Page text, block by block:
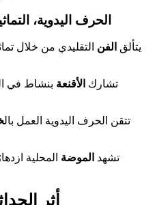
الحرف اليدوية،
يتألق الفن التقليدي من خلال
تشارك الأقنعة بنشاط في
تتقن الحرف اليدوية العمل بال
تشهد الموضة المحلية
أثر